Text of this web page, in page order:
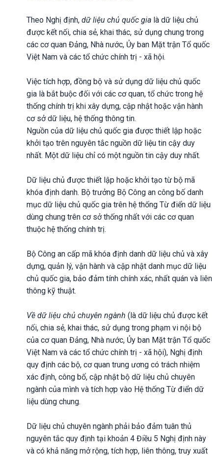
Theo Nghị định, dữ liệu chủ quốc gia là dữ liệu chủ
được kết nối, chia sẻ, khai thác, sử dụng chung trong
các cơ quan Đảng, Nhà nước, Ủy ban Mặt trận Tổ quốc
Việt Nam và các tổ chức chính trị - xã hội.
Việc tích hợp, đồng bộ và sử dụng dữ liệu chủ quốc
gia là bắt buộc đối với các cơ quan, tổ chức trong hệ
thống chính trị khi xây dựng, cập nhật hoặc vận hành
cơ sở dữ liệu, hệ thống thông tin.
Nguồn của dữ liệu chủ quốc gia được thiết lập hoặc
khởi tạo trên nguyên tắc nguồn dữ liệu tin cậy duy
nhất. Một dữ liệu chỉ có một nguồn tin cậy duy nhất.
Dữ liệu chủ được thiết lập hoặc khởi tạo từ bộ mã
khóa định danh. Bộ trưởng Bộ Công an công bố danh
mục dữ liệu chủ quốc gia trên hệ thống Từ điển dữ liệu
dùng chung trên cơ sở thống nhất với các cơ quan
thuộc hệ thống chính trị.
Bộ Công an cấp mã khóa định danh dữ liệu chủ và xây
dựng, quản lý, vận hành và cập nhật danh mục dữ liệu
chủ quốc gia, bảo đảm tính chính xác, nhất quán và liên
thông kỹ thuật.
Về dữ liệu chủ chuyên ngành (là dữ liệu chủ được kết
nối, chia sẻ, khai thác, sử dụng trong phạm vi nội bộ
của cơ quan Đảng, Nhà nước, Ủy ban Mặt trận Tổ quốc
Việt Nam và các tổ chức chính trị - xã hội), Nghị định
quy định các bộ, cơ quan trung ương có trách nhiệm
xác định, công bố, cập nhật bộ dữ liệu chủ chuyên
ngành của mình và tích hợp vào Hệ thống Từ điển dữ
liệu dùng chung.
Dữ liệu chủ chuyên ngành phải bảo đảm tuân thủ
nguyên tắc quy định tại khoản 4 Điều 5 Nghị định này
và có khả năng mở rộng, tích hợp, liên thông, truy xuất